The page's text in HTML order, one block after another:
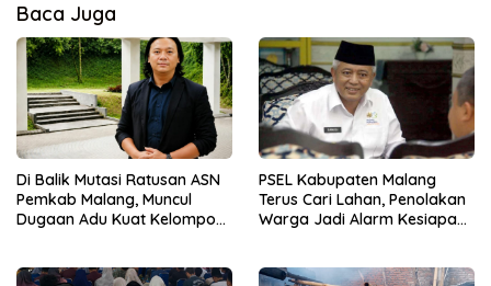
Baca Juga
Di Balik Mutasi Ratusan ASN
Pemkab Malang, Muncul
Dugaan Adu Kuat Kelompok
PSEL Kabupaten Malang
Terus Cari Lahan, Penolakan
Warga Jadi Alarm Kesiapan